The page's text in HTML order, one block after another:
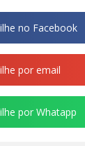
no Facebook
por email
por Whatapp